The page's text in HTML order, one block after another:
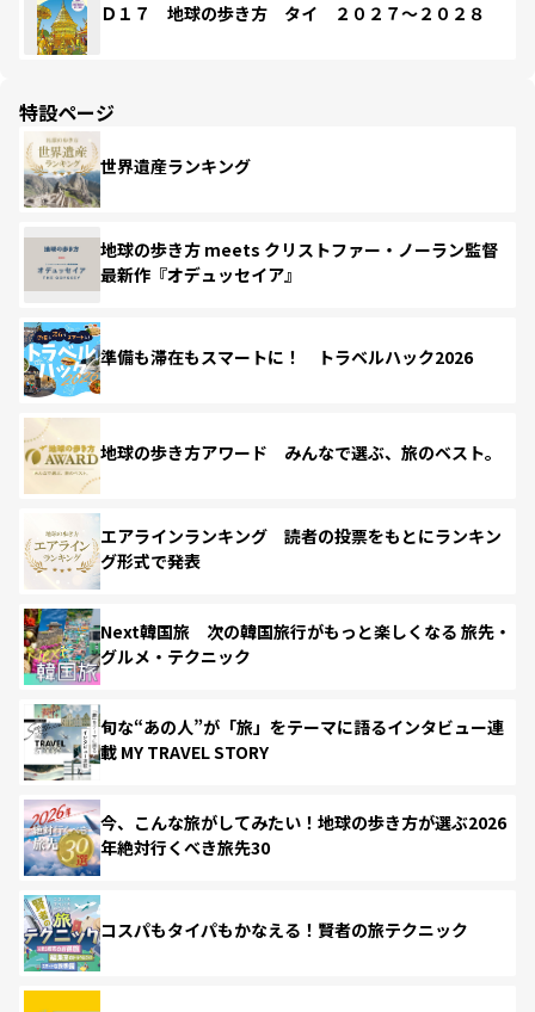
Ｄ１７ 地球の歩き方 タイ ２０２７～２０２８
特設ページ
世界遺産ランキング
地球の歩き方 meets クリストファー・ノーラン監督
最新作『オデュッセイア』
準備も滞在もスマートに！ トラベルハック2026
地球の歩き方アワード みんなで選ぶ、旅のベスト。
エアラインランキング 読者の投票をもとにランキン
グ形式で発表
Next韓国旅 次の韓国旅行がもっと楽しくなる 旅先・
グルメ・テクニック
旬な“あの人”が「旅」をテーマに語るインタビュー連
載 MY TRAVEL STORY
今、こんな旅がしてみたい！地球の歩き方が選ぶ2026
年絶対行くべき旅先30
コスパもタイパもかなえる！賢者の旅テクニック